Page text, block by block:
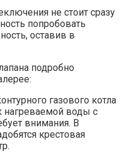
не стоит сразу
попробовать
оставив в
подробно
газового котла
нагреваемой воды с
внимания. В
крестовая